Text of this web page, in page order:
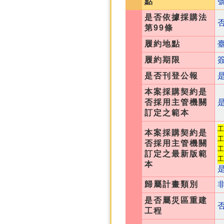
是否依據採購法
第99條
履約地點
履約期限
是否刊登公報
本案採購契約是
否採用主管機關
訂定之範本
本案採購契約是
否採用主管機關
訂定之最新版範
本
歸屬計畫類別
是否屬災區重建
工程